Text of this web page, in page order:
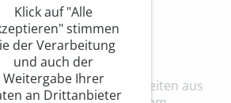
Club
Events und Neuigkeiten aus
Klick auf "Alle
stimmen
der Verarbeitung
und auch der
Weitergabe Ihrer
an Drittanbieter